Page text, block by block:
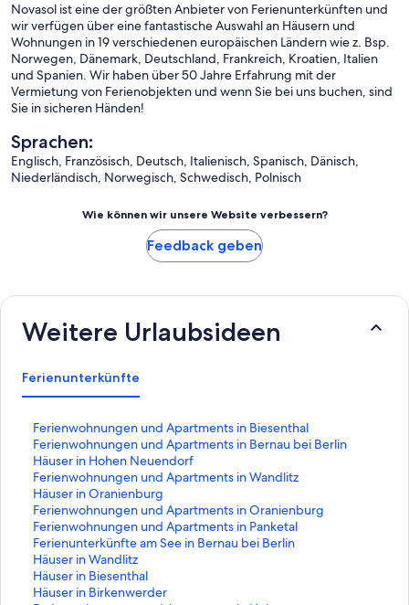
Novasol ist eine der größten Anbieter von Ferienunterkünften und
wir verfügen über eine fantastische Auswahl an Häusern und
Wohnungen in 19 verschiedenen europäischen Ländern wie z. Bsp.
Norwegen, Dänemark, Deutschland, Frankreich, Kroatien, Italien
und Spanien. Wir haben über 50 Jahre Erfahrung mit der
Vermietung von Ferienobjekten und wenn Sie bei uns buchen, sind
Sie in sicheren Händen!
Sprachen:
Englisch, Französisch, Deutsch, Italienisch, Spanisch, Dänisch,
Niederländisch, Norwegisch, Schwedisch, Polnisch
Wie können wir unsere Website verbessern?
Feedback geben
Weitere Urlaubsideen
Ferienunterkünfte
Ferienwohnungen und Apartments in Biesenthal
L
i
n
k
,
d
e
r
d
i
e
Ferienwohnungen und Apartments in Bernau bei Berlin
L
i
n
k
,
d
e
r
d
i
Häuser in Hohen Neuendorf
L
i
n
k
,
d
e
r
d
Ferienwohnungen und Apartments in Wandlitz
L
i
n
k
,
d
e
r
Häuser in Oranienburg
L
i
n
k
,
d
e
Ferienwohnungen und Apartments in Oranienburg
L
i
n
k
,
d
Ferienwohnungen und Apartments in Panketal
L
i
n
k
,
Ferienunterkünfte am See in Bernau bei Berlin
L
i
n
k
Häuser in Wandlitz
L
i
n
Häuser in Biesenthal
L
iHäuser in Birkenwerder
L